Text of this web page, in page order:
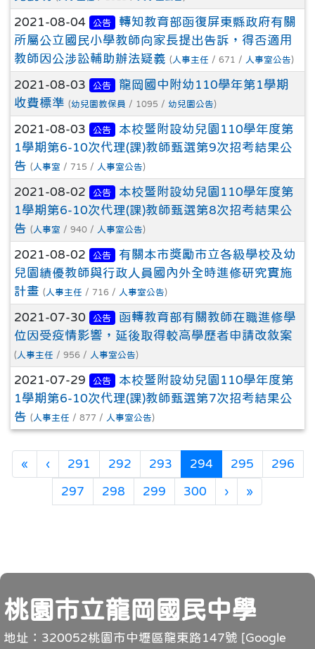
2021-08-04 公告
轉知教育部函復屏東縣政府有關
所屬公立國民小學教師向家長提出告訴，得否適用
教師因公涉訟輔助辦法疑義 ( 人事主任 / 671 / 人事室公告)
2021-08-03 公告
龍岡國中附幼110學年第1學期
收費標準 (幼兒園教保員 / 1095 / 幼兒園公告)
2021-08-03 公告
本校暨附設幼兒園110學年度第
1學期第6-10次代理(課)教師甄選第9次招考結果公
告 ( 人事室 / 715 / 人事室公告)
2021-08-02 公告
本校暨附設幼兒園110學年度第
1學期第6-10次代理(課)教師甄選第8次招考結果公
告 ( 人事室 / 940 / 人事室公告)
2021-08-02 公告
有關本市獎勵市立各級學校及幼
兒園績優教師與行政人員國內外全時進修研究實施
計畫 ( 人事主任 / 716 / 人事室公告)
2021-07-30 公告
函轉教育部有關教師在職進修學
位因受疫情影響，延後取得較高學歷者申請改敘案
( 人事主任 / 956 / 人事室公告)
2021-07-29 公告
本校暨附設幼兒園110學年度第
1學期第6-10次代理(課)教師甄選第7次招考結果公
告 ( 人事主任 / 877 / 人事室公告)
«第一頁
‹上一頁
291 292 293 294(目前頁次)
295 296
297 298 299 300 ›下一頁
»
頁尾
桃園市立龍岡國民中學
地址：320052桃園市中壢區龍東路147號 [Google